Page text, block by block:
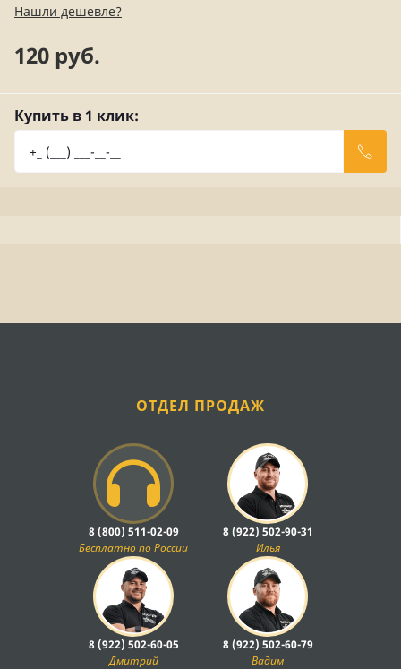
Нашли дешевле?
120 руб.
Купить в 1 клик:
ОТДЕЛ ПРОДАЖ
8 (800) 511-02-09
Бесплатно по России
8 (922) 502-90-31
Илья
8 (922) 502-60-05
Дмитрий
8 (922) 502-60-79
Вадим